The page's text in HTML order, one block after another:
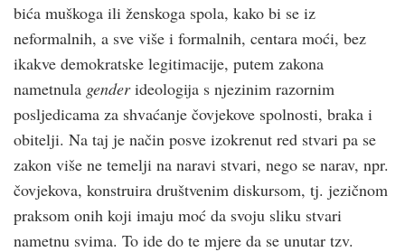
bića muškoga ili ženskoga spola, kako bi se iz
neformalnih, a sve više i formalnih, centara moći, bez
ikakve demokratske legitimacije, putem zakona
nametnula genderideologija s njezinim razornim
posljedicama za shvaćanje čovjekove spolnosti, braka i
obitelji. Na taj je način posve izokrenut red stvari pa se
zakon više ne temelji na naravi stvari, nego se narav, npr.
čovjekova, konstruira društvenim diskursom, tj. jezičnom
praksom onih koji imaju moć da svoju sliku stvari
nametnu svima. To ide do te mjere da se unutar tzv.